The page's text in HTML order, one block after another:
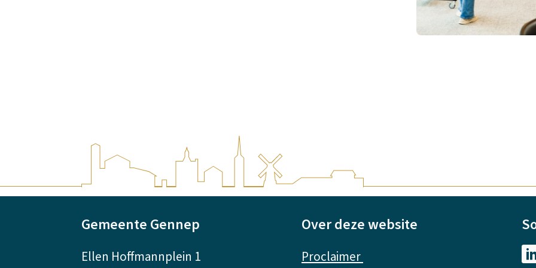
Gemeente Gennep
Ellen Hoffmannplein 1
Over deze website
Proclaimer